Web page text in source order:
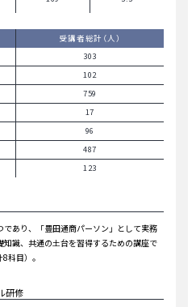
受講者総計（人）
303
102
759
17
96
487
123
あり、「豊田通商パーソン」として実務
識、共通の土台を習得するための講座で
科目）。
研修